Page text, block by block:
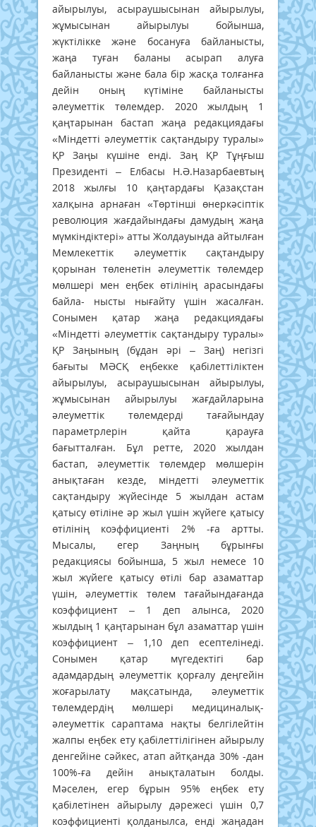
айырылуы, асыраушысынан айырылуы,
жұмысынан айырылуы бойынша,
жүктілікке және босануға байланысты,
жаңа туған баланы асырап алуға
байланысты және бала бір жасқа толғанға
дейін оның күтіміне байланысты
әлеуметтік төлемдер. 2020 жылдың 1
қаңтарынан бастап жаңа редакциядағы
«Міндетті әлеуметтік сақтандыру туралы»
ҚР Заңы күшіне енді. Заң ҚР Тұңғыш
Президенті – Елбасы Н.Ә.Назарбаевтың
2018 жылғы 10 қаңтардағы Қазақстан
халқына арнаған «Төртінші өнеркәсіптік
революция жағдайындағы дамудың жаңа
мүмкіндіктері» атты Жолдауында айтылған
Мемлекеттік әлеуметтік сақтандыру
қорынан төленетін әлеуметтік төлемдер
мөлшері мен еңбек өтілінің арасындағы
байла- нысты нығайту үшін жасалған.
Сонымен қатар жаңа редакциядағы
«Міндетті әлеуметтік сақтандыру туралы»
ҚР Заңының (бұдан әрі – Заң) негізгі
бағыты МӘСҚ еңбекке қабiлеттіліктен
айырылуы, асыраушысынан айырылуы,
жұмысынан айырылуы жағдайларына
әлеуметтік төлемдерді тағайындау
параметрлерін қайта қарауға
бағытталған. Бұл ретте, 2020 жылдан
бастап, әлеуметтік төлемдер мөлшерін
анықтаған кезде, міндетті әлеуметтік
сақтандыру жүйесінде 5 жылдан астам
қатысу өтіліне әр жыл үшін жүйеге қатысу
өтілінің коэффициенті 2% -ға артты.
Мысалы, егер Заңның бұрынғы
редакциясы бойынша, 5 жыл немесе 10
жыл жүйеге қатысу өтілі бар азаматтар
үшін, әлеуметтік төлем тағайындағанда
коэффициент – 1 деп алынса, 2020
жылдың 1 қаңтарынан бұл азаматтар үшін
коэффициент – 1,10 деп есептелінеді.
Сонымен қатар мүгедектігі бар
адамдардың әлеуметтік қорғалу деңгейін
жоғарылату мақсатында, әлеуметтік
төлемдердің мөлшері медициналық-
әлеуметтік сараптама нақты белгілейтін
жалпы еңбек ету қабілеттілігінен айырылу
денгейіне сәйкес, атап айтқанда 30% -дан
100%-ға дейін анықталатын болды.
Мәселен, егер бұрын 95% еңбек ету
қабілетінен айырылу дәрежесі үшін 0,7
коэффициенті қолданылса, енді жаңадан